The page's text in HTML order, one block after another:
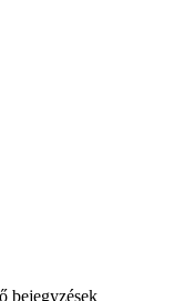
bejegyzések